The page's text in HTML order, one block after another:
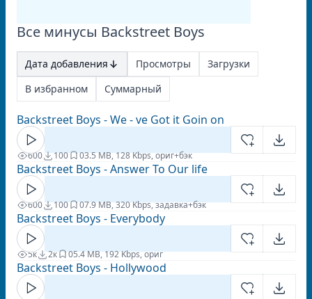
Все минусы Backstreet Boys
Дата добавления Просмотры
Загрузки
В избранном
Суммарный
Backstreet Boys - We - ve Got it Goin on
600 100 03.5 MB, 128 Kbps, ориг+бэк
Backstreet Boys - Answer To Our life
600 100 07.9 MB, 320 Kbps, задавка+бэк
Backstreet Boys - Everybody
5к 2к 05.4 MB, 192 Kbps, ориг
Backstreet Boys - Hollywood